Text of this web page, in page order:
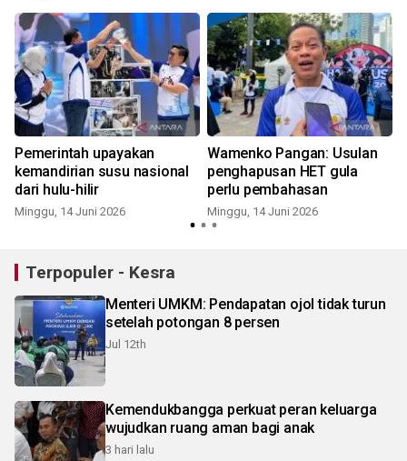
Pemerintah upayakan
kemandirian susu nasional
dari hulu-hilir
Minggu, 14 Juni 2026
Wamenko Pangan: Usulan
penghapusan HET gula
perlu pembahasan
Minggu, 14 Juni 2026
Terpopuler - Kesra
Menteri UMKM: Pendapatan ojol tidak turun
setelah potongan 8 persen
Jul 12th
Kemendukbangga perkuat peran keluarga
wujudkan ruang aman bagi anak
3 hari lalu